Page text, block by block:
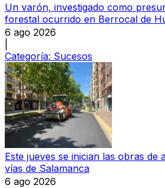
Un varón, investigado como
forestal ocurrido en Berrocal de
6 ago 2026
Categoría: Sucesos
Este jueves se inician las obras de
vías de Salamanca
6 ago 2026